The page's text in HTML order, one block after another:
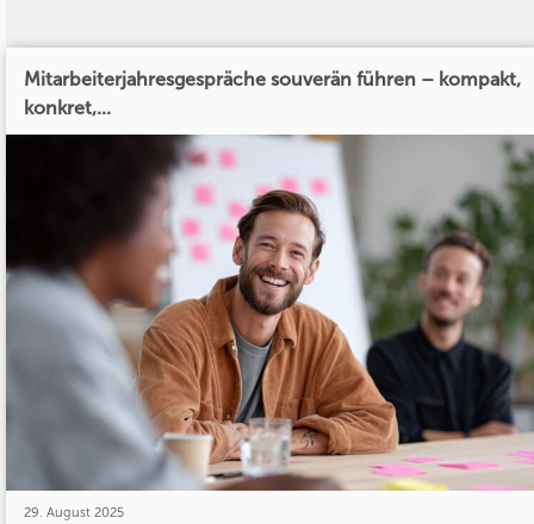
Mitarbeiterjahresgespräche souverän führen – kompakt,
konkret,...
29. August 2025